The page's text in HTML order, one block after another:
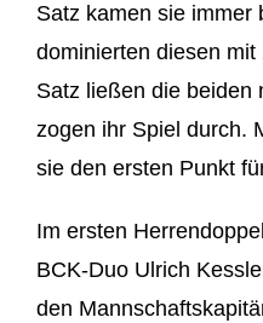
Satz kamen sie immer
dominierten diesen mit
Satz ließen die beiden
zogen ihr Spiel durch.
sie den ersten Punkt
Im ersten
BCK-Duo Ulrich
den